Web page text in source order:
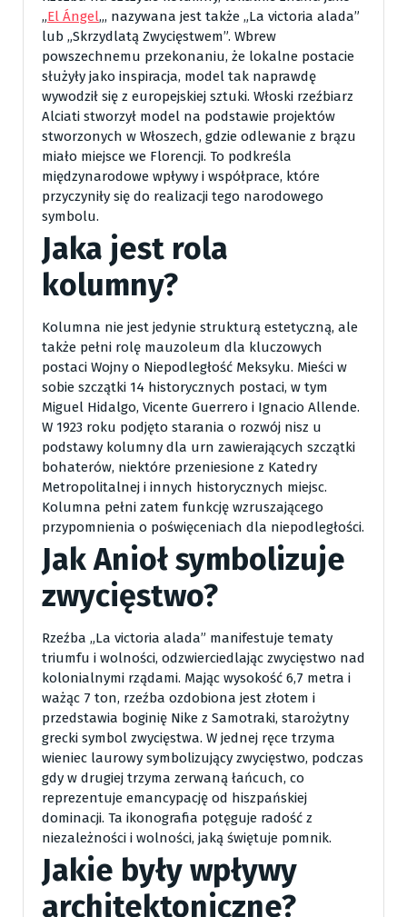
„El Ángel„, nazywana jest także „La victoria alada”
lub „Skrzydlatą Zwycięstwem”. Wbrew
powszechnemu przekonaniu, że lokalne postacie
służyły jako inspiracja, model tak naprawdę
wywodził się z europejskiej sztuki. Włoski rzeźbiarz
Alciati stworzył model na podstawie projektów
stworzonych w Włoszech, gdzie odlewanie z brązu
miało miejsce we Florencji. To podkreśla
międzynarodowe wpływy i współprace, które
przyczyniły się do realizacji tego narodowego
symbolu.
Jaka jest rola
kolumny?
Kolumna nie jest jedynie strukturą estetyczną, ale
także pełni rolę mauzoleum dla kluczowych
postaci Wojny o Niepodległość Meksyku. Mieści w
sobie szczątki 14 historycznych postaci, w tym
Miguel Hidalgo, Vicente Guerrero i Ignacio Allende.
W 1923 roku podjęto starania o rozwój nisz u
podstawy kolumny dla urn zawierających szczątki
bohaterów, niektóre przeniesione z Katedry
Metropolitalnej i innych historycznych miejsc.
Kolumna pełni zatem funkcję wzruszającego
przypomnienia o poświęceniach dla niepodległości.
Jak Anioł symbolizuje
zwycięstwo?
Rzeźba „La victoria alada” manifestuje tematy
triumfu i wolności, odzwierciedlając zwycięstwo nad
kolonialnymi rządami. Mając wysokość 6,7 metra i
ważąc 7 ton, rzeźba ozdobiona jest złotem i
przedstawia boginię Nike z Samotraki, starożytny
grecki symbol zwycięstwa. W jednej ręce trzyma
wieniec laurowy symbolizujący zwycięstwo, podczas
gdy w drugiej trzyma zerwaną łańcuch, co
reprezentuje emancypację od hiszpańskiej
dominacji. Ta ikonografia potęguje radość z
niezależności i wolności, jaką świętuje pomnik.
Jakie były wpływy
architektoniczne?